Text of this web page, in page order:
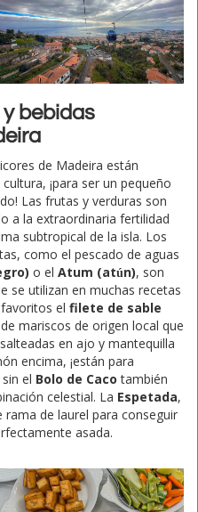
bebidas
de Madeira están
¡para ser un pequeño
Las frutas y verduras son
a la extraordinaria fertilidad
subtropical de la isla. Los
como el pescado de aguas
o el Atum (atún), son
se utilizan en muchas recetas
el filete de sable
mariscos de origen local que
en ajo y mantequilla
encima, ¡están para
el Bolo de Caco también
celestial. La Espetada,
de laurel para conseguir
asada.